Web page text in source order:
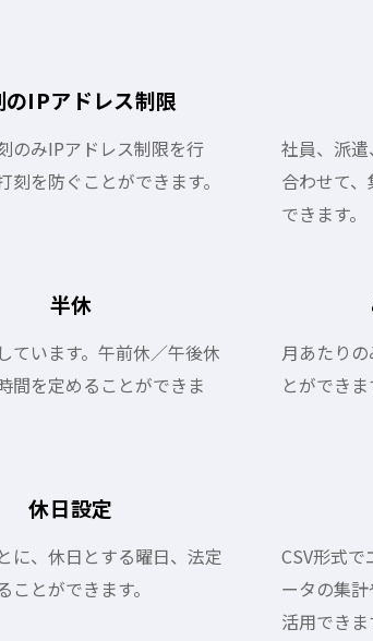
のIPアドレス制限
のみIPアドレス制限を行
刻を防ぐことができます。
社員、派
合わせて
できます。
半休
ています。午前休／午後休
間を定めることができま
月あたり
とができま
休日設定
に、休日とする曜日、法定
ことができます。
CSV形式
ータの集
活用できま